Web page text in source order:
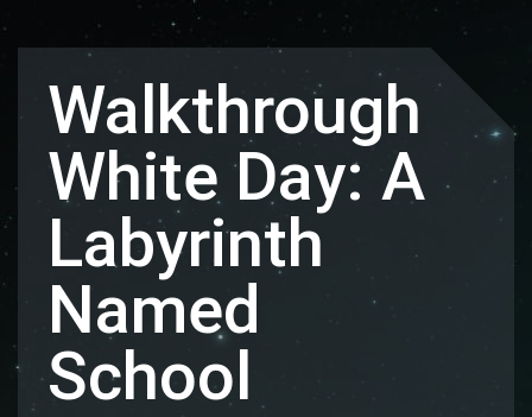
Walkthrough
White Day: A
Labyrinth
Named
School